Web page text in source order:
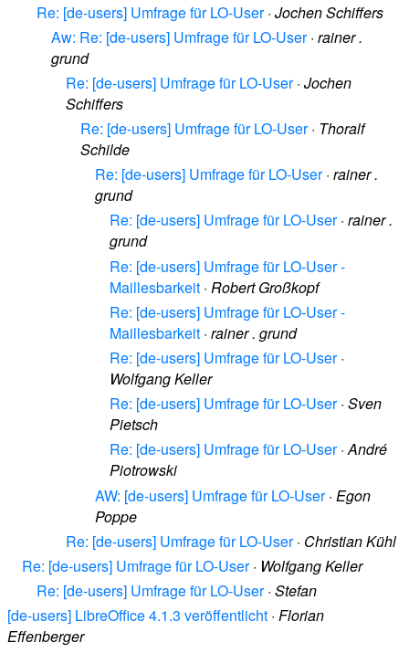
Re: [de-users] Umfrage für LO-User· Jochen Schiffers
Aw: Re: [de-users] Umfrage für LO-User· rainer .
grund
Re: [de-users] Umfrage für LO-User· Jochen
Schiffers
Re: [de-users] Umfrage für LO-User· Thoralf
Schilde
Re: [de-users] Umfrage für LO-User· rainer .
grund
Re: [de-users] Umfrage für LO-User· rainer .
grund
Re: [de-users] Umfrage für LO-User -
Maillesbarkeit · Robert Großkopf
Re: [de-users] Umfrage für LO-User -
Maillesbarkeit · rainer . grund
Re: [de-users] Umfrage für LO-User·
Wolfgang Keller
Re: [de-users] Umfrage für LO-User· Sven
Pietsch
Re: [de-users] Umfrage für LO-User·André
Piotrowski
AW: [de-users] Umfrage für LO-User· Egon
Poppe
Re: [de-users] Umfrage für LO-User· Christian Kühl
Re: [de-users] Umfrage für LO-User· Wolfgang Keller
Re: [de-users] Umfrage für LO-User· Stefan
[de-users] LibreOffice 4.1.3 veröffentlicht · Florian
Effenberger